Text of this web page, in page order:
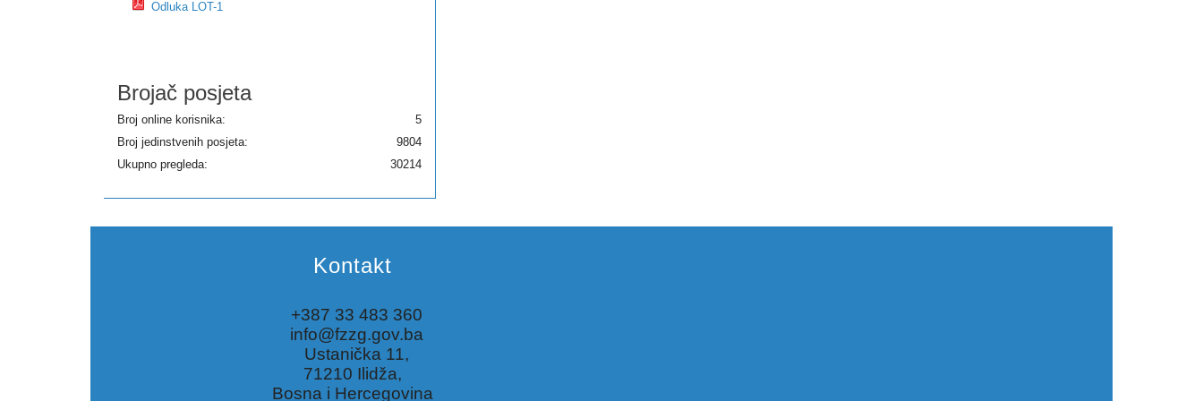
Odluka LOT-1
Brojač posjeta
Broj online korisnika:
5
Broj jedinstvenih posjeta:
9804
Ukupno pregleda:
30214
Kontakt
+387 33 483 360
info@fzzg.gov.ba
Ustanička 11,
71210 Ilidža,
Bosna i Hercegovina